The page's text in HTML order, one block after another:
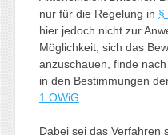
nur für die Regelung in §
hier jedoch nicht zur
Möglichkeit, sich das
anzuschauen, finde
in den Bestimmungen
1 OWiG.
Dabei sei das Verfahren